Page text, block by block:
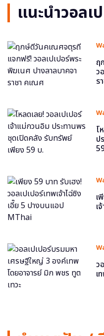
แนะนำวอลเ
ฤ
ว
ร
โ
ป
เ
เ
ว
เ